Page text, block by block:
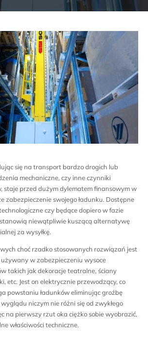
się na transport bardzo drogich lub
mechaniczne, czy inne czynniki
staje przed dużym dylematem finansowym w
zabezpieczenie swojego ładunku. Dostępne
czy będące dopiero w fazie
niewątpliwie kuszącą alternatywę
za wysyłkę.
choć rzadko stosowanych rozwiązań jest
w zabezpieczeniu wysoce
takich jak dekoracje teatralne, ściany
etc. Jest on elektrycznie przewodzący, co
powstaniu ładunków eliminując groźbę
niczym nie różni się od zwykłego
na pierwszy rzut oka ciężko sobie wyobrazić,
właściwości techniczne.